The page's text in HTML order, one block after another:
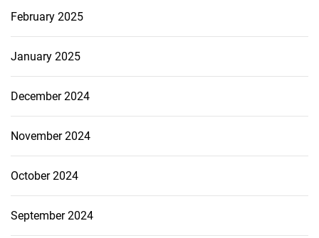
February 2025
January 2025
December 2024
November 2024
October 2024
September 2024